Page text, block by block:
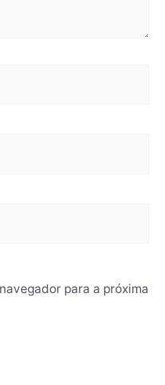
para a próxima